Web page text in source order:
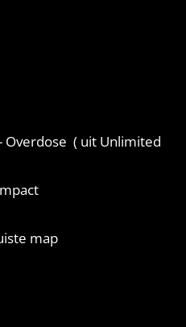
Overdose ( uit Unlimited
map